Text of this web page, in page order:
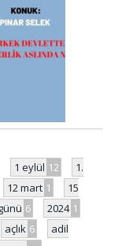
1 eylül 12
1.
12 mart 1
15
6 2024 1
açlık 6
adil